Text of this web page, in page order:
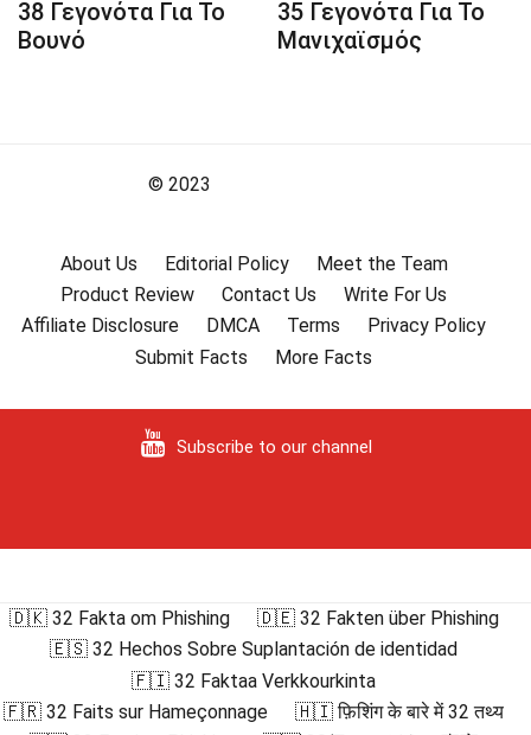
38 Γεγονότα Για Το
Βουνό
35 Γεγονότα Για Το
Μανιχαϊσμός
© 2023
About Us Editorial Policy
Meet the Team
Product Review
Contact Us
Write For Us
Affiliate Disclosure
DMCA Terms
Privacy Policy
Submit Facts
More Facts
Subscribe to our channel
🇩🇰 32 Fakta om Phishing
🇩🇪 32 Fakten über Phishing
🇪🇸 32 Hechos Sobre Suplantación de identidad
🇫🇮 32 Faktaa Verkkourkinta
🇫🇷 32 Faits sur Hameçonnage
🇭🇮 फ़िशिंग के बारे में 32 तथ्य